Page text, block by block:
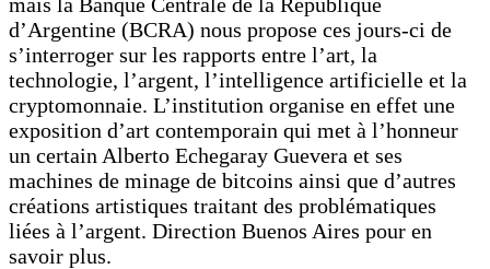
d’Argentine (BCRA) nous propose ces jours-ci de
s’interroger sur les rapports entre l’art, la
technologie, l’argent, l’intelligence artificielle et la
cryptomonnaie. L’institution organise en effet une
exposition d’art contemporain qui met à l’honneur
un certain Alberto Echegaray Guevera et ses
machines de minage de bitcoins ainsi que d’autres
créations artistiques traitant des problématiques
liées à l’argent. Direction Buenos Aires pour en
savoir plus.